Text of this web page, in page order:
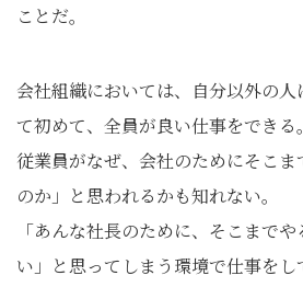
ことだ。
会社組織においては、自分以外の
て初めて、全員が良い仕事をでき
従業員がなぜ、会社のためにそこ
のか」と思われるかも知れない。
「あんな社長のために、そこまで
い」と思ってしまう環境で仕事を